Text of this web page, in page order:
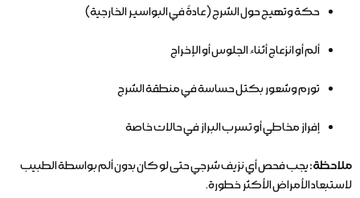
حكة وتهيج حول الشرج (عادةً في البواسير الخارجية)
ألم أو انزعاج أثناء الجلوس أو الإخراج
تورم وشعور بكتل حساسة في منطقة الشرج
إفراز مخاطي أو تسرب البراز في حالات خاصة
ملاحظة:يجب فحص أي نزيف شرجي حتى لو كان بدون ألم بواسطة الطبيب
لاستبعاد الأمراض الأكثر خطورة.